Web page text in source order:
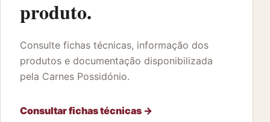
produto.
Consulte fichas técnicas, informação dos
produtos e documentação disponibilizada
pela Carnes Possidónio.
Consultar fichas técnicas →